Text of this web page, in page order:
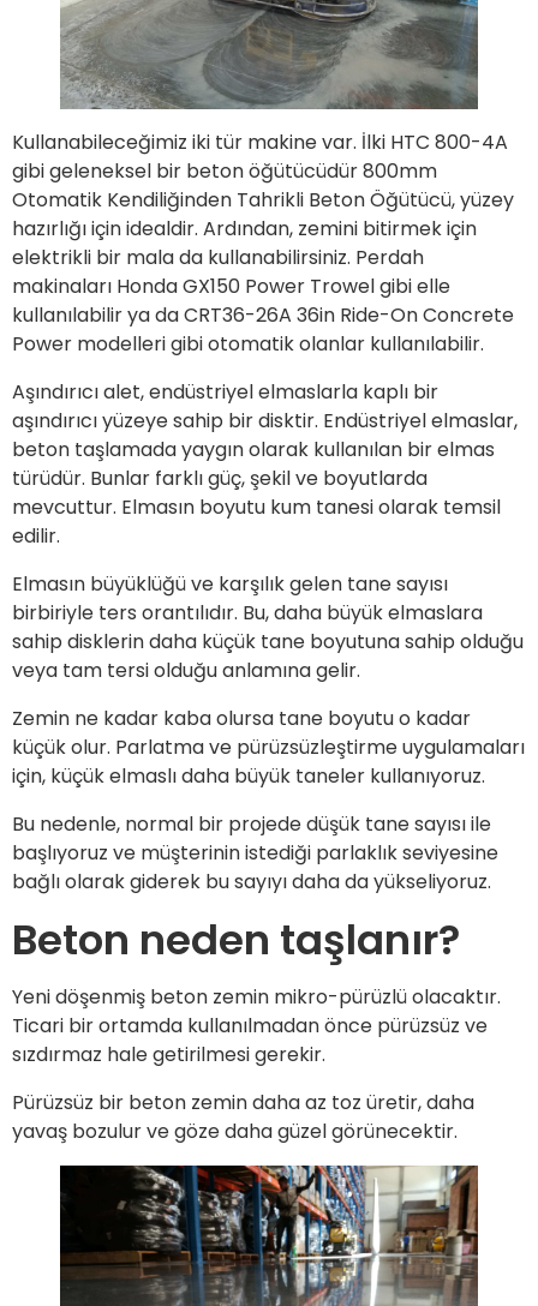
Kullanabileceğimiz iki tür makine var. İlki HTC 800-4A
gibi geleneksel bir beton öğütücüdür 800mm
Otomatik Kendiliğinden Tahrikli Beton Öğütücü, yüzey
hazırlığı için idealdir. Ardından, zemini bitirmek için
elektrikli bir mala da kullanabilirsiniz. Perdah
makinaları Honda GX150 Power Trowel gibi elle
kullanılabilir ya da CRT36-26A 36in Ride-On Concrete
Power modelleri gibi otomatik olanlar kullanılabilir.
Aşındırıcı alet, endüstriyel elmaslarla kaplı bir
aşındırıcı yüzeye sahip bir disktir. Endüstriyel elmaslar,
beton taşlamada yaygın olarak kullanılan bir elmas
türüdür. Bunlar farklı güç, şekil ve boyutlarda
mevcuttur. Elmasın boyutu kum tanesi olarak temsil
edilir.
Elmasın büyüklüğü ve karşılık gelen tane sayısı
birbiriyle ters orantılıdır. Bu, daha büyük elmaslara
sahip disklerin daha küçük tane boyutuna sahip olduğu
veya tam tersi olduğu anlamına gelir.
Zemin ne kadar kaba olursa tane boyutu o kadar
küçük olur. Parlatma ve pürüzsüzleştirme uygulamaları
için, küçük elmaslı daha büyük taneler kullanıyoruz.
Bu nedenle, normal bir projede düşük tane sayısı ile
başlıyoruz ve müşterinin istediği parlaklık seviyesine
bağlı olarak giderek bu sayıyı daha da yükseliyoruz.
Beton neden taşlanır?
Yeni döşenmiş beton zemin mikro-pürüzlü olacaktır.
Ticari bir ortamda kullanılmadan önce pürüzsüz ve
sızdırmaz hale getirilmesi gerekir.
Pürüzsüz bir beton zemin daha az toz üretir, daha
yavaş bozulur ve göze daha güzel görünecektir.